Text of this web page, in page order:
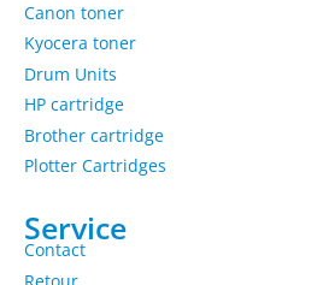
Canon toner
Kyocera toner
Drum Units
HP cartridge
Brother cartridge
Plotter Cartridges
Service
Contact